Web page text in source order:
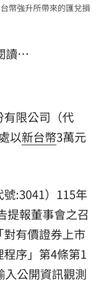
幣強升所帶來的匯兌損
讀…
有限公司（代
以新台幣3萬元
:3041）115年
提報董事會之召
有價證券上市
序」第4條第1
入公開資訊觀測